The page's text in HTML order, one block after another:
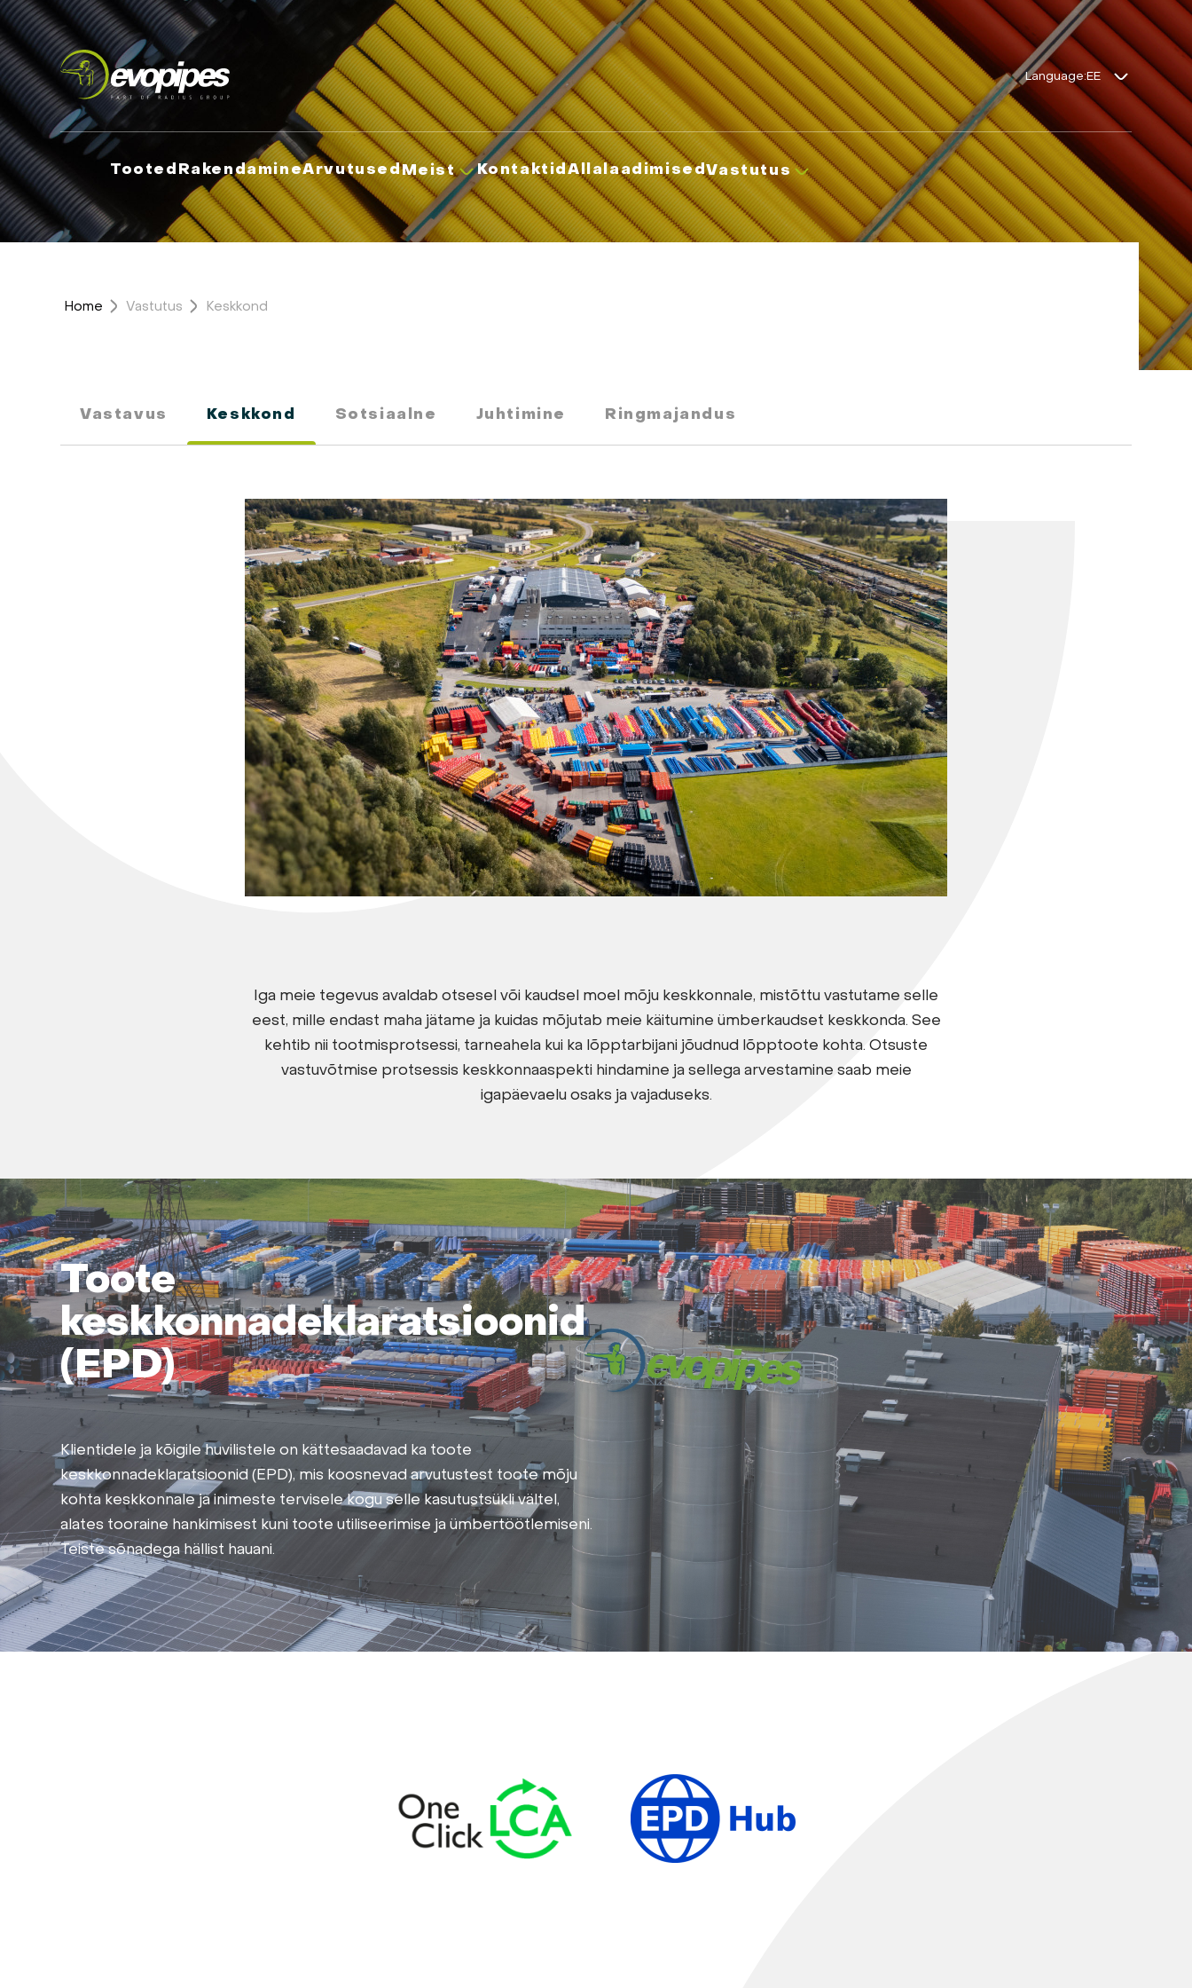
Language:
Tooted RakendamineArvutusedMeist KontaktidAllalaadimisedVastutus
Home Vastutus Keskkond
Vastavus Keskkond Sotsiaalne Juhtimine Ringmajandus
Iga meie tegevus avaldab otsesel või kaudsel moel mõju keskkonnale, mistõttu vastutame selle
eest, mille endast maha jätame ja kuidas mõjutab meie käitumine ümberkaudset keskkonda. See
kehtib nii tootmisprotsessi, tarneahela kui ka lõpptarbijani jõudnud lõpptoote kohta. Otsuste
vastuvõtmise protsessis keskkonnaaspekti hindamine ja sellega arvestamine saab meie
igapäevaelu osaks ja vajaduseks.
Toote
keskkonnadeklaratsioonid
(EPD)
Klientidele ja kõigile huvilistele on kättesaadavad ka toote
keskkonnadeklaratsioonid (EPD), mis koosnevad arvutustest toote mõju
kohta keskkonnale ja inimeste tervisele kogu selle kasutustsükli vältel,
alates tooraine hankimisest kuni toote utiliseerimise ja ümbertöötlemiseni.
Teiste sõnadega hällist hauani.